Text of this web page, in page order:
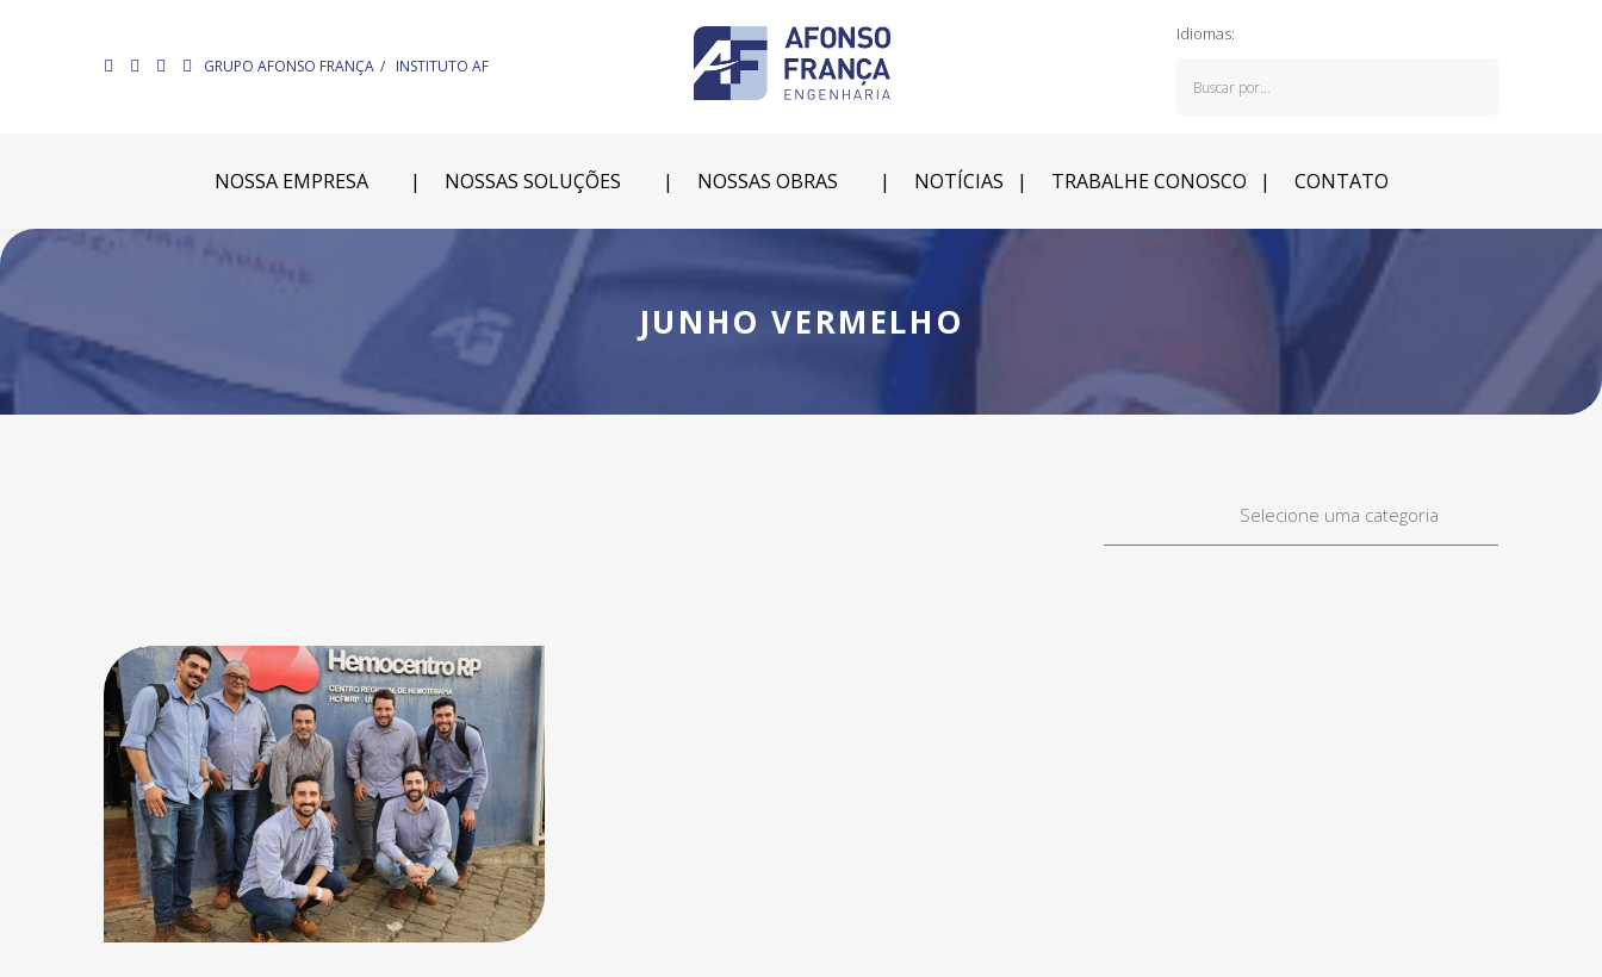
GRUPO AFONSO FRANÇA INSTITUTO AF
Idiomas:
NOSSA EMPRESA NOSSAS SOLUÇÕES NOSSAS OBRAS NOTÍCIAS TRABALHE CONOSCO CONTATO
JUNHO VERMELHO
Selecione uma categoria